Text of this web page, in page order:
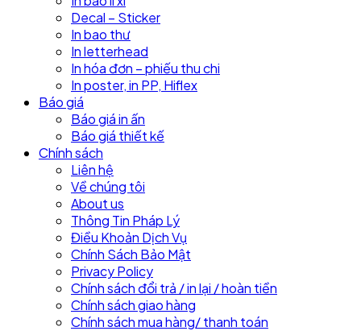
Decal – Sticker
In bao thư
In letterhead
In hóa đơn – phiếu thu chi
In poster, in PP, Hiflex
Báo giá
Báo giá in ấn
Báo giá thiết kế
Chính sách
Liên hệ
Về chúng tôi
About us
Thông Tin Pháp Lý
Điều Khoản Dịch Vụ
Chính Sách Bảo Mật
Privacy Policy
Chính sách đổi trả / in lại / hoàn tiền
Chính sách giao hàng
Chính sách mua hàng/ thanh toán